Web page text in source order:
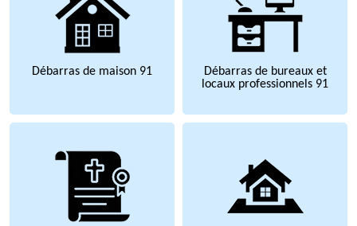
Débarras de maison 91
Débarras de bureaux et
locaux professionnels 91